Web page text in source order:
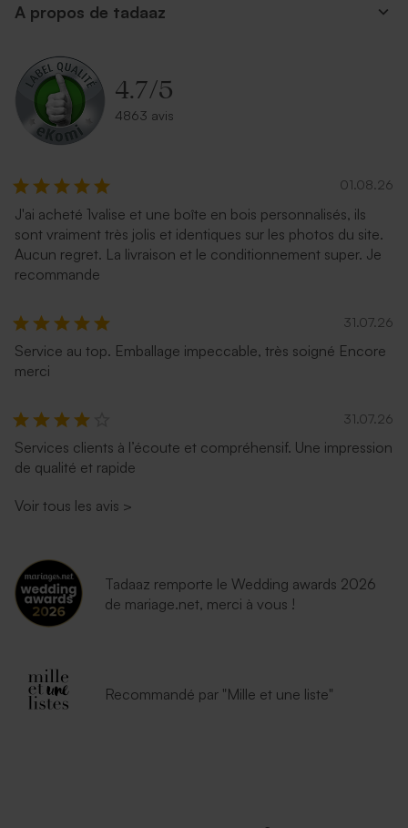
Enveloppe carrée argent Carrément rouge
A propos de tadaaz
4.7/5
4863 avis
01.08.26
J'ai acheté 1valise et une boîte en bois personnalisés, ils
sont vraiment très jolis et identiques sur les photos du site.
Aucun regret. La livraison et le conditionnement super. Je
recommande
31.07.26
Service au top. Emballage impeccable, très soigné Encore
merci
31.07.26
Services clients à l’écoute et compréhensif. Une impression
de qualité et rapide
Voir tous les avis >
Tadaaz remporte le Wedding awards 2026
de mariage.net, merci à vous !
Recommandé par "Mille et une liste"